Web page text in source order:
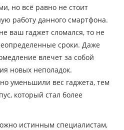
но всё равно не стоит
работу данного смартфона.
ваш гаджет сломался, то не
сроки. Даже
влечет за собой
новых неполадок.
уменьшили вес гаджета, тем
который стал более
истинным специалистам,